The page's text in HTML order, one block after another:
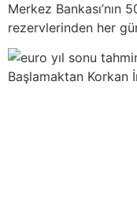
Merkez Bankası’nın
rezervlerinden her